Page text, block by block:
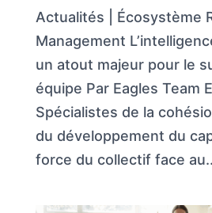
Actualités | Écosystème
Management
un atout majeur pour le
équipe Par Eagles Team
Spécialistes de la
du développement du
force du collectif face